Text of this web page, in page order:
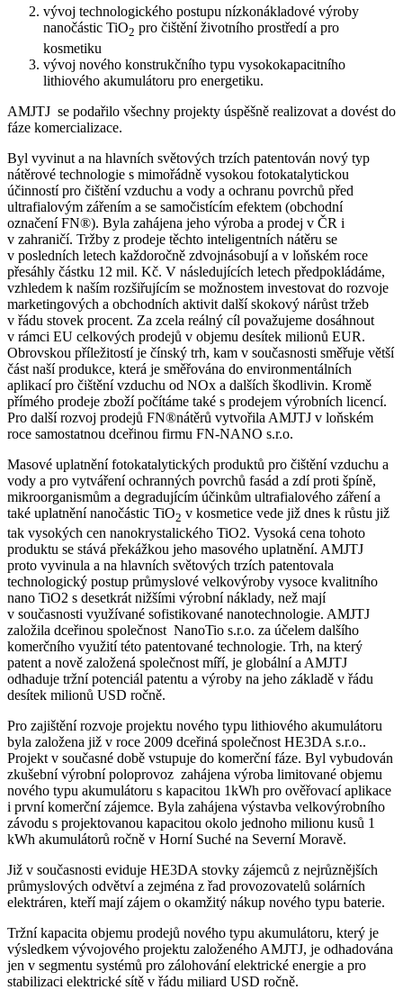
vývoj technologického postupu nízkonákladové výroby
nanočástic TiO2 pro čištění životního prostředí a pro
kosmetiku
vývoj nového konstrukčního typu vysokokapacitního
lithiového akumulátoru pro energetiku.
AMJTJ se podařilo všechny projekty úspěšně realizovat a dovést do
fáze komercializace.
Byl vyvinut a na hlavních světových trzích patentován nový typ
nátěrové technologie s mimořádně vysokou fotokatalytickou
účinností pro čištění vzduchu a vody a ochranu povrchů před
ultrafialovým zářením a se samočistícím efektem (obchodní
označení FN®). Byla zahájena jeho výroba a prodej v ČR i
v zahraničí. Tržby z prodeje těchto inteligentních nátěru se
v posledních letech každoročně zdvojnásobují a v loňském roce
přesáhly částku 12 mil. Kč. V následujících letech předpokládáme,
vzhledem k naším rozšiřujícím se možnostem investovat do rozvoje
marketingových a obchodních aktivit další skokový nárůst tržeb
v řádu stovek procent. Za zcela reálný cíl považujeme dosáhnout
v rámci EU celkových prodejů v objemu desítek milionů EUR.
Obrovskou příležitostí je čínský trh, kam v současnosti směřuje větší
část naší produkce, která je směřována do environmentálních
aplikací pro čištění vzduchu od NOx a dalších škodlivin. Kromě
přímého prodeje zboží počítáme také s prodejem výrobních licencí.
Pro další rozvoj prodejů FN®nátěrů vytvořila AMJTJ v loňském
roce samostatnou dceřinou firmu FN-NANO s.r.o.
Masové uplatnění fotokatalytických produktů pro čištění vzduchu a
vody a pro vytváření ochranných povrchů fasád a zdí proti špíně,
mikroorganismům a degradujícím účinkům ultrafialového záření a
také uplatnění nanočástic TiO2 v kosmetice vede již dnes k růstu již
tak vysokých cen nanokrystalického TiO2. Vysoká cena tohoto
produktu se stává překážkou jeho masového uplatnění. AMJTJ
proto vyvinula a na hlavních světových trzích patentovala
technologický postup průmyslové velkovýroby vysoce kvalitního
nano TiO2 s desetkrát nižšími výrobní náklady, než mají
v současnosti využívané sofistikované nanotechnologie. AMJTJ
založila dceřinou společnost NanoTio s.r.o. za účelem dalšího
komerčního využití této patentované technologie. Trh, na který
patent a nově založená společnost míří, je globální a AMJTJ
odhaduje tržní potenciál patentu a výroby na jeho základě v řádu
desítek milionů USD ročně.
Pro zajištění rozvoje projektu nového typu lithiového akumulátoru
byla založena již v roce 2009 dceřiná společnost HE3DA s.r.o..
Projekt v současné době vstupuje do komerční fáze. Byl vybudován
zkušební výrobní poloprovoz zahájena výroba limitované objemu
nového typu akumulátoru s kapacitou 1kWh pro ověřovací aplikace
i první komerční zájemce. Byla zahájena výstavba velkovýrobního
závodu s projektovanou kapacitou okolo jednoho milionu kusů 1
kWh akumulátorů ročně v Horní Suché na Severní Moravě.
Již v současnosti eviduje HE3DA stovky zájemců z nejrůznějších
průmyslových odvětví a zejména z řad provozovatelů solárních
elektráren, kteří mají zájem o okamžitý nákup nového typu baterie.
Tržní kapacita objemu prodejů nového typu akumulátoru, který je
výsledkem vývojového projektu založeného AMJTJ, je odhadována
jen v segmentu systémů pro zálohování elektrické energie a pro
stabilizaci elektrické sítě v řádu miliard USD ročně.